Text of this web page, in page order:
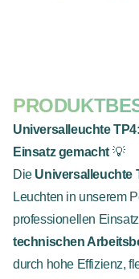
Universalleuchte
Einsatz gemacht 💡
Die Universalleuchte
Leuchten in unserem
professionellen
technischen
durch hohe Effizienz,